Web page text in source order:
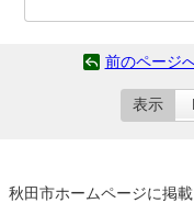
前のページ
表示
秋田市ホームページに掲